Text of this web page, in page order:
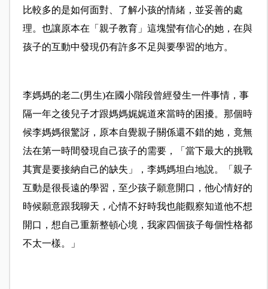
比較多的是如何面對、了解小孩的情緒，並妥善的處
理。也讓原本在「親子教育」這塊蠻有信心的她，在與
孩子的互動中發現仍有許多不足與要學習的地方。
李媽媽的老二(男生)在國小階段曾經發生一件事情，事
隔一年之後兒子才跟媽媽娓娓道來當時的困擾。那個時
候李媽媽很驚訝，原本自覺親子關係還不錯的她，竟無
法在第一時間發現自己孩子的需要，「當下最大的挑戰
其實是要接納自己的缺失」，李媽媽坦白地說。「親子
互動是很長遠的學習，至少孩子願意開口，他心情好的
時候願意跟我聊天，心情不好時我也能觀察知道他不想
開口，想自己重新整頓心境，我家四個孩子每個性格都
不太一樣。」